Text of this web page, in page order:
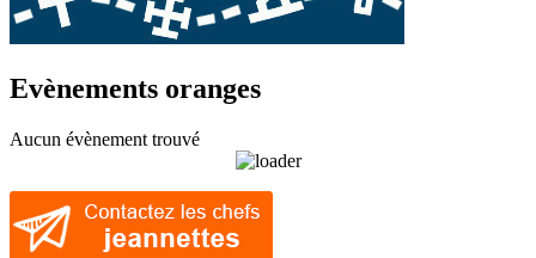
Evènements oranges
Aucun évènement trouvé